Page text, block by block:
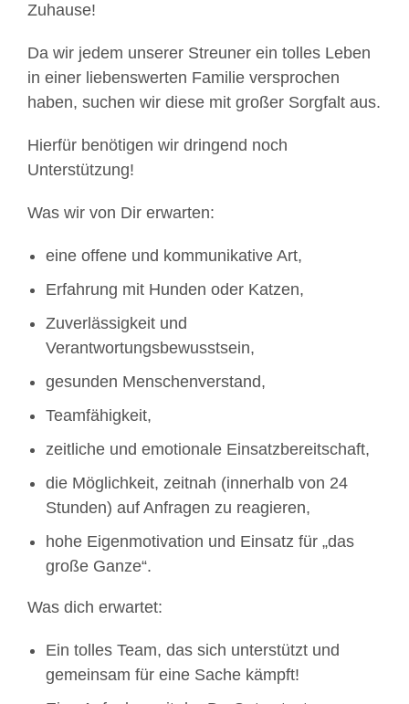
Zuhause!
Da wir jedem unserer Streuner ein tolles Leben
in einer liebenswerten Familie versprochen
haben, suchen wir diese mit großer Sorgfalt aus.
Hierfür benötigen wir dringend noch
Unterstützung!
Was wir von Dir erwarten:
eine offene und kommunikative Art,
Erfahrung mit Hunden oder Katzen,
Zuverlässigkeit und
Verantwortungsbewusstsein,
gesunden Menschenverstand,
Teamfähigkeit,
zeitliche und emotionale Einsatzbereitschaft,
die Möglichkeit, zeitnah (innerhalb von 24
Stunden) auf Anfragen zu reagieren,
hohe Eigenmotivation und Einsatz für „das
große Ganze“.
Was dich erwartet:
Ein tolles Team, das sich unterstützt und
gemeinsam für eine Sache kämpft!